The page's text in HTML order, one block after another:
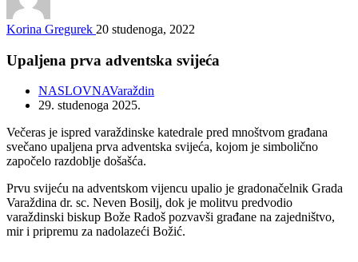
Korina Gregurek 20 studenoga, 2022
Upaljena prva adventska svijeća
NASLOVNAVaraždin
29. studenoga 2025.
Večeras je ispred varaždinske katedrale pred mnoštvom građana
svečano upaljena prva adventska svijeća, kojom je simbolično
započelo razdoblje došašća.
Prvu svijeću na adventskom vijencu upalio je gradonačelnik Grada
Varaždina dr. sc. Neven Bosilj, dok je molitvu predvodio
varaždinski biskup Bože Radoš pozvavši građane na zajedništvo,
mir i pripremu za nadolazeći Božić.